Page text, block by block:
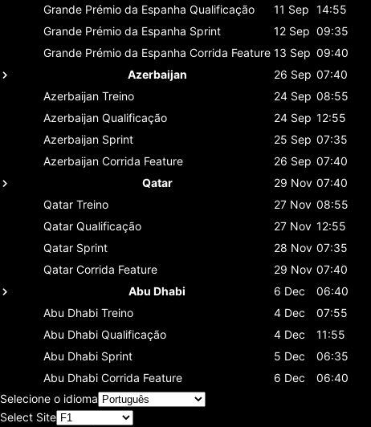
Grande Prémio da Espanha Qualificação 11 Sep 14:55
Grande Prémio da Espanha Sprint 12 Sep 09:35
Grande Prémio da Espanha Corrida Feature 13 Sep 09:40
Azerbaijan
26 Sep 07:40
Azerbaijan Treino 24 Sep 08:55
Azerbaijan Qualificação 24 Sep 12:55
Azerbaijan Sprint 25 Sep 07:35
Azerbaijan Corrida Feature 26 Sep 07:40
Qatar
29 Nov 07:40
Qatar Treino 27 Nov 08:55
Qatar Qualificação 27 Nov 12:55
Qatar Sprint 28 Nov 07:35
Qatar Corrida Feature 29 Nov 07:40
Abu Dhabi
6 Dec
06:40
Abu Dhabi Treino 4 Dec
07:55
Abu Dhabi Qualificação 4 Dec
11:55
Abu Dhabi Sprint 5 Dec
06:35
Abu Dhabi Corrida Feature 6 Dec
06:40
Selecione o idioma
Select Site